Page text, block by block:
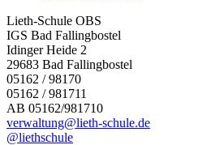
Lieth-Schule OBS
IGS Bad Fallingbostel
Idinger Heide 2
29683 Bad Fallingbostel
05162 / 98170
05162 / 981711
AB 05162/981710
verwaltung@lieth-schule.de
@liethschule